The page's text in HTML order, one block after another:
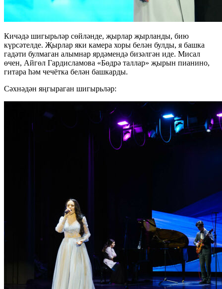
Кичәдә шигырьләр сөйләнде, җырлар җырланды, бию
күрсәтелде. Җырлар яки камера хоры белән булды, я башка
гадәти булмаган алымнар ярдәмендә бизәлгән иде. Мисал
өчен, Айгөл Гардисламова «Бөдрә таллар» җырын пианино,
гитара һәм чечётка белән башкарды.
Сәхнәдән яңгыраган шигырьләр: